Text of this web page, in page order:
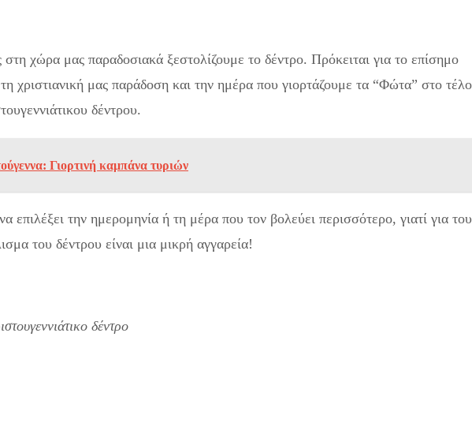
στη χώρα μας παραδοσιακά ξεστολίζουμε το δέντρο. Πρόκειται για το επίσημο
χριστιανική μας παράδοση και την ημέρα που γιορτάζουμε τα “Φώτα” στο
δέντρου.
Γιορτινή καμπάνα τυριών
επιλέξει την ημερομηνία ή τη μέρα που τον βολεύει περισσότερο, γιατί για
του δέντρου είναι μια μικρή αγγαρεία!
δέντρο